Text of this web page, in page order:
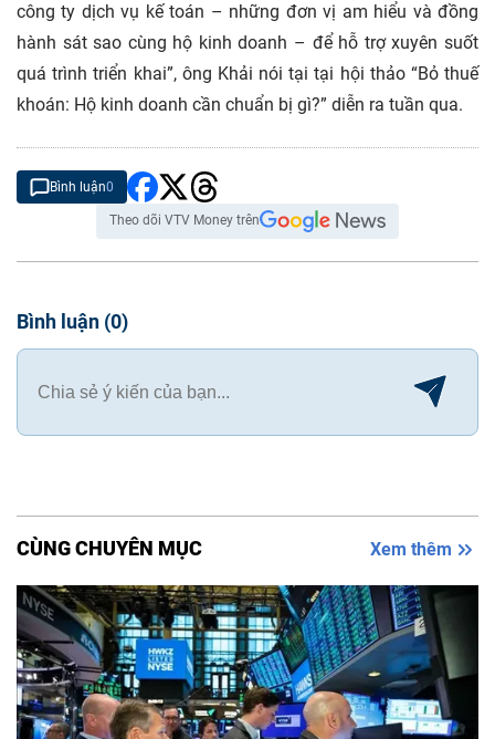
công ty dịch vụ kế toán – những đơn vị am hiểu và đồng
hành sát sao cùng hộ kinh doanh – để hỗ trợ xuyên suốt
quá trình triển khai”, ông Khải nói tại tại hội thảo “Bỏ thuế
khoán: Hộ kinh doanh cần chuẩn bị gì?” diễn ra tuần qua.
Bình luận0
Theo dõi VTV Money trên
Bình luận (0)
CÙNG CHUYÊN MỤC Xem thêm